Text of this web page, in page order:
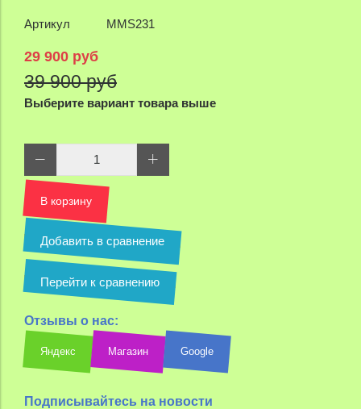
Артикул MMS231
29 900 руб
39 900 руб
Выберите вариант товара выше
В корзину
Добавить в сравнение
Перейти к сравнению
Отзывы о нас:
Яндекс Магазин Google
Подписывайтесь на новости